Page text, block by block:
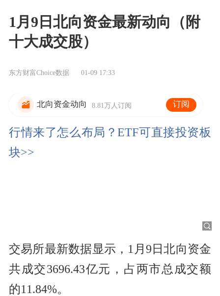
1月9日北向资金最新动向（附
十大成交股）
东方财富Choice数据 01-09 17:33
北向资金动向 8.81万人订阅 订阅
行情来了怎么布局？ETF可直接投资板
块>>
交易所最新数据显示，1月9日北向资金
共成交3696.43亿元，占两市总成交额
的11.84%。